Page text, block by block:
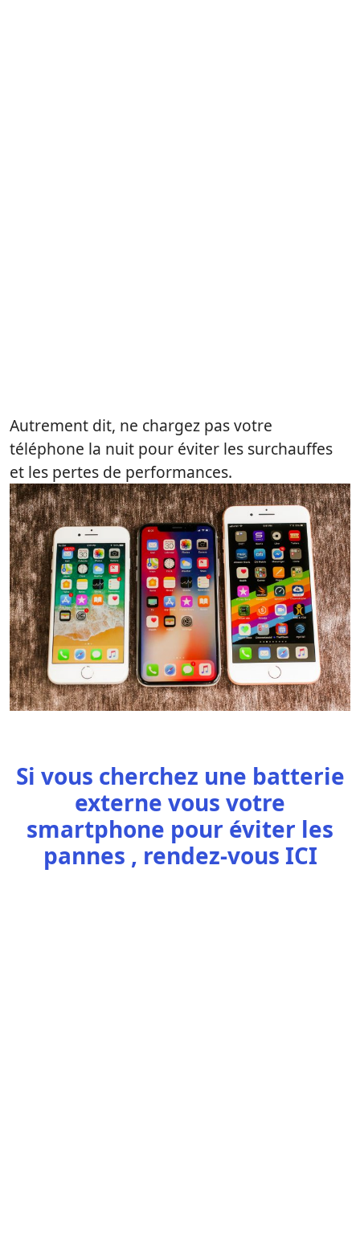
Autrement dit, ne chargez pas votre
téléphone la nuit pour éviter les surchauffes
et les pertes de performances.
Si vous cherchez une batterie
externe vous votre
smartphone pour éviter les
pannes , rendez-vous ICI